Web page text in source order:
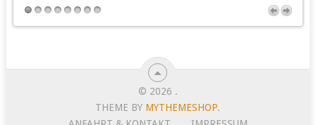
© 2026 .
THEME BY MYTHEMESHOP.